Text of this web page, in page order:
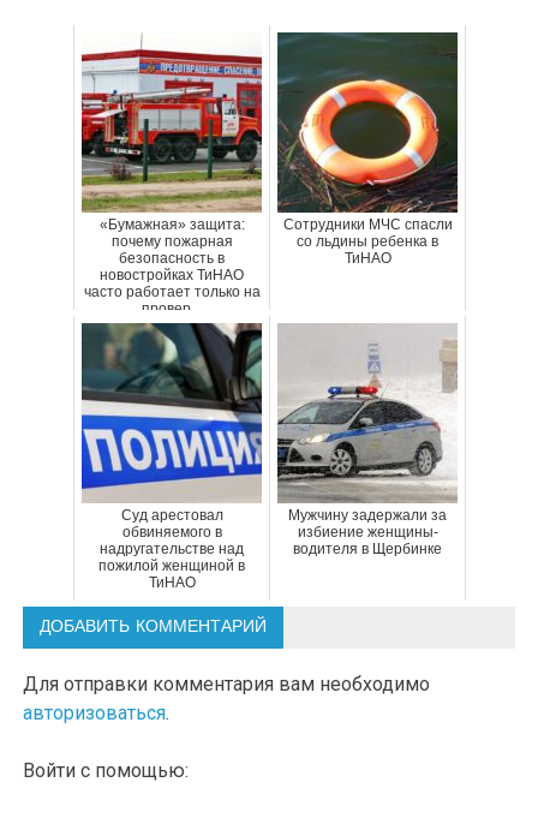
«Бумажная» защита:
почему пожарная
безопасность в
новостройках ТиНАО
часто работает только на
провер...
Сотрудники МЧС спасли
со льдины ребенка в
ТиНАО
Суд арестовал
обвиняемого в
надругательстве над
пожилой женщиной в
ТиНАО
Мужчину задержали за
избиение женщины-
водителя в Щербинке
ДОБАВИТЬ КОММЕНТАРИЙ
Для отправки комментария вам необходимо
авторизоваться.
Войти с помощью: